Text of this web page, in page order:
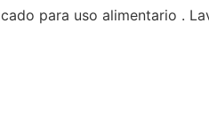
para uso alimentario .